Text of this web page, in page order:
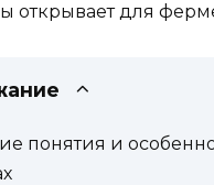
открывает для
понятия и